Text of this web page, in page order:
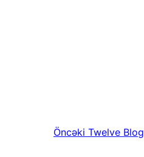
Öncəki Twelve Blog